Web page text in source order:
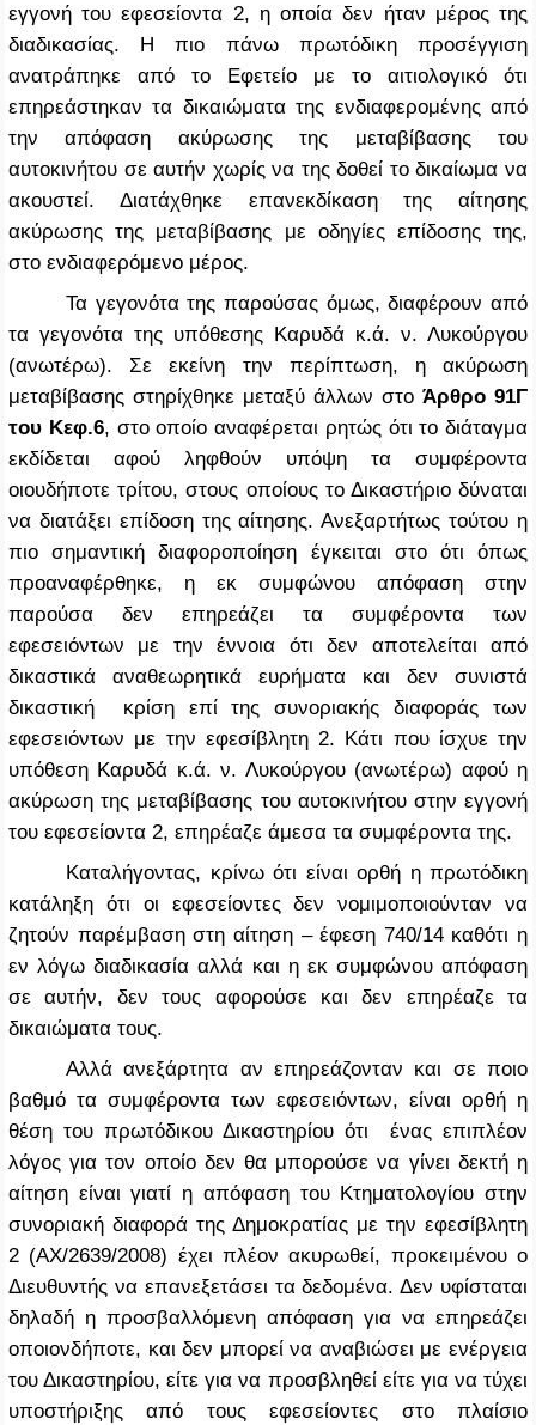
εγγονή του εφεσείοντα 2, η οποία δεν ήταν μέρος της
διαδικασίας. Η πιο πάνω πρωτόδικη προσέγγιση
ανατράπηκε από το Εφετείο με το αιτιολογικό ότι
επηρεάστηκαν τα δικαιώματα της ενδιαφερομένης από
την απόφαση ακύρωσης της μεταβίβασης του
αυτοκινήτου σε αυτήν χωρίς να της δοθεί το δικαίωμα να
ακουστεί. Διατάχθηκε επανεκδίκαση της αίτησης
ακύρωσης της μεταβίβασης με οδηγίες επίδοσης της,
στο ενδιαφερόμενο μέρος.
Τα γεγονότα της παρούσας όμως, διαφέρουν από
τα γεγονότα της υπόθεσης Καρυδά κ.ά. ν. Λυκούργου
(ανωτέρω). Σε εκείνη την περίπτωση, η ακύρωση
μεταβίβασης στηρίχθηκε μεταξύ άλλων στο Άρθρο 91Γ
του Κεφ.6, στο οποίο αναφέρεται ρητώς ότι το διάταγμα
εκδίδεται αφού ληφθούν υπόψη τα συμφέροντα
οιουδήποτε τρίτου, στους οποίους το Δικαστήριο δύναται
να διατάξει επίδοση της αίτησης. Ανεξαρτήτως τούτου η
πιο σημαντική διαφοροποίηση έγκειται στο ότι όπως
προαναφέρθηκε, η εκ συμφώνου απόφαση στην
παρούσα δεν επηρεάζει τα συμφέροντα των
εφεσειόντων με την έννοια ότι δεν αποτελείται από
δικαστικά αναθεωρητικά ευρήματα και δεν συνιστά
δικαστική κρίση επί της συνοριακής διαφοράς των
εφεσειόντων με την εφεσίβλητη 2. Κάτι που ίσχυε την
υπόθεση Καρυδά κ.ά. ν. Λυκούργου(ανωτέρω) αφού η
ακύρωση της μεταβίβασης του αυτοκινήτου στην εγγονή
του εφεσείοντα 2, επηρέαζε άμεσα τα συμφέροντα της.
Καταλήγοντας, κρίνω ότι είναι ορθή η πρωτόδικη
κατάληξη ότι οι εφεσείοντες δεν νομιμοποιούνταν να
ζητούν παρέμβαση στη αίτηση – έφεση 740/14 καθότι η
εν λόγω διαδικασία αλλά και η εκ συμφώνου απόφαση
σε αυτήν, δεν τους αφορούσε και δεν επηρέαζε τα
δικαιώματα τους.
Αλλά ανεξάρτητα αν επηρεάζονταν και σε ποιο
βαθμό τα συμφέροντα των εφεσειόντων, είναι ορθή η
θέση του πρωτόδικου Δικαστηρίου ότι ένας επιπλέον
λόγος για τον οποίο δεν θα μπορούσε να γίνει δεκτή η
αίτηση είναι γιατί η απόφαση του Κτηματολογίου στην
συνοριακή διαφορά της Δημοκρατίας με την εφεσίβλητη
2 (ΑΧ/2639/2008) έχει πλέον ακυρωθεί, προκειμένου ο
Διευθυντής να επανεξετάσει τα δεδομένα. Δεν υφίσταται
δηλαδή η προσβαλλόμενη απόφαση για να επηρεάζει
οποιονδήποτε, και δεν μπορεί να αναβιώσει με ενέργεια
του Δικαστηρίου, είτε για να προσβληθεί είτε για να τύχει
υποστήριξης από τους εφεσείοντες στο πλαίσιο